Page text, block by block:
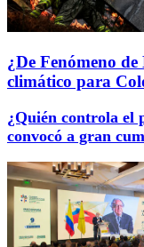
¿De Fenómeno
climático para
¿Quién controla el
convocó a gran